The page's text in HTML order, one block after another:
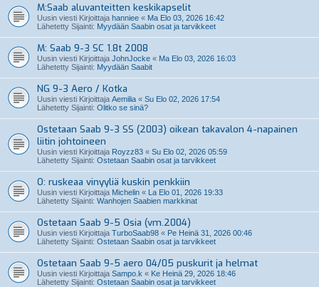
M:Saab aluvanteitten keskikapselit
Uusin viesti Kirjoittaja hanniee « Ma Elo 03, 2026 16:42
Lähetetty Sijainti: Myydään Saabin osat ja tarvikkeet
M: Saab 9-3 SC 1.8t 2008
Uusin viesti Kirjoittaja JohnJocke « Ma Elo 03, 2026 16:03
Lähetetty Sijainti: Myydään Saabit
NG 9-3 Aero / Kotka
Uusin viesti Kirjoittaja Aemilia « Su Elo 02, 2026 17:54
Lähetetty Sijainti: Olitko se sinä?
Ostetaan Saab 9-3 SS (2003) oikean takavalon 4-napainen
liitin johtoineen
Uusin viesti Kirjoittaja Royzz83 « Su Elo 02, 2026 05:59
Lähetetty Sijainti: Ostetaan Saabin osat ja tarvikkeet
O: ruskeaa vinyyliä kuskin penkkiin
Uusin viesti Kirjoittaja Michelin « La Elo 01, 2026 19:33
Lähetetty Sijainti: Wanhojen Saabien markkinat
Ostetaan Saab 9-5 Osia (vm.2004)
Uusin viesti Kirjoittaja TurboSaab98 « Pe Heinä 31, 2026 00:46
Lähetetty Sijainti: Ostetaan Saabin osat ja tarvikkeet
Ostetaan Saab 9-5 aero 04/05 puskurit ja helmat
Uusin viesti Kirjoittaja Sampo.k « Ke Heinä 29, 2026 18:46
Lähetetty Sijainti: Ostetaan Saabin osat ja tarvikkeet